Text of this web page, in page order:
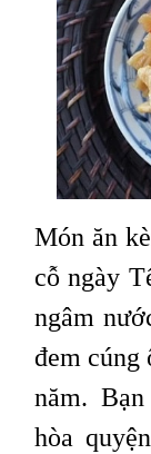
Món ăn
cỗ ngày
ngâm
đem cúng
năm.
hòa